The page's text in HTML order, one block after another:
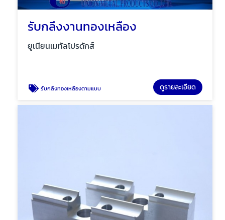
รับกลึงงานทองเหลือง
ยูเนียนเมทัลโปรดักส์
รับกลึงทองเหลืองตามแบบ ดูรายละเอียด